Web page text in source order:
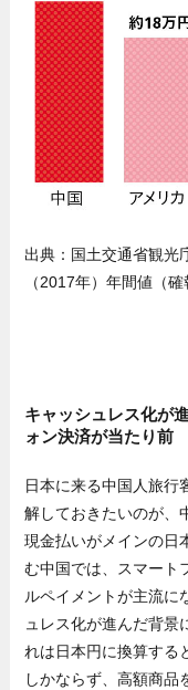
出典：国土交通省観光
（2017年）年間値（
キャッシュレス化が
ォン決済が当たり前
日本に来る中国人旅行
解しておきたいのが、
現金払いがメインの日
む中国では、スマート
ルペイメントが主流に
ュレス化が進んだ背景
れは日本円に換算する
しかならず、高額商品